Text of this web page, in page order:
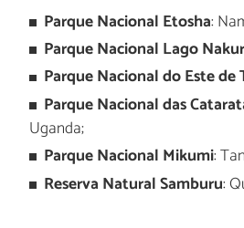
Parque Nacional Etosha:
Parque Nacional Lago
Parque Nacional do Este de
Parque Nacional das
Uganda;
Parque Nacional Mikumi:
Reserva Natural Samburu: